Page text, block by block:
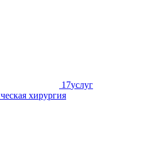
17услуг
хирургия